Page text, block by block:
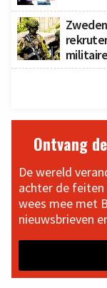
Ontvang
De wereld
achter de feiten
wees mee met
nieuwsbrieven